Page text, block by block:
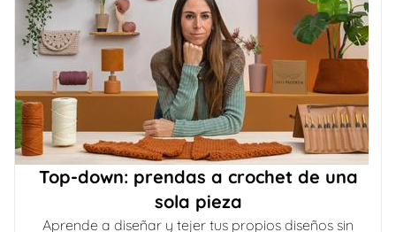
Top-down: prendas a crochet de una
sola pieza
Aprende a diseñar y tejer tus propios diseños sin